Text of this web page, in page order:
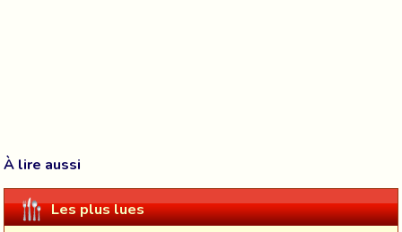
À lire aussi
Les plus lues